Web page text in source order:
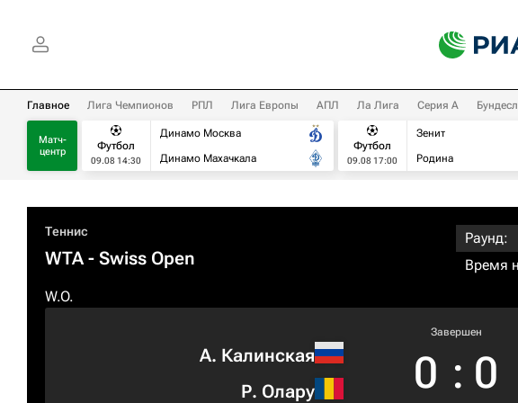
Главное Лига Чемпионов РПЛ Лига Европы АПЛ Ла Лига Серия А
Матч-
центр
Футбол
09.08 14:30
Динамо Москва
Динамо Махачкала
Футбол
09.08 17:00
Зенит
Родина
Теннис
WTA- Swiss Open
W.O.
Раунд:
Время
А. Калинская
Р. Олару
Завершен
0 : 0